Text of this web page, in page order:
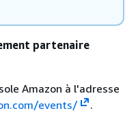
partenaire
Amazon à l'adresse
events/
.